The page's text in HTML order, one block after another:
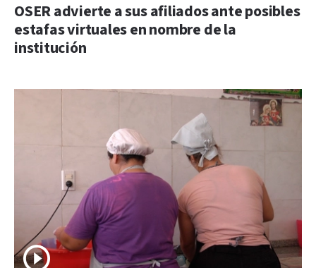
OSER advierte a sus afiliados ante posibles
estafas virtuales en nombre de la
institución